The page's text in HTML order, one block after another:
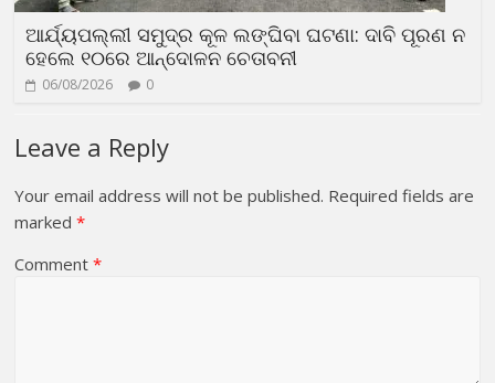
ଆର୍ଯ୍ୟପଲ୍ଲୀ ସମୁଦ୍ର କୂଳ ଲଙ୍ଘିବା ଘଟଣା: ଦାବି ପୂରଣ ନ
ହେଲେ ୧୦ରେ ଆନ୍ଦୋଳନ ଚେତାବନୀ
06/08/2026 0
Leave a Reply
Your email address will not be published. Required fields are
marked*
Comment*